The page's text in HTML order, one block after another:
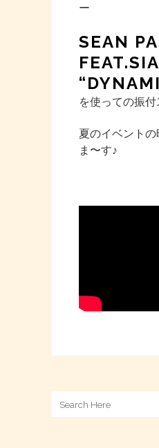
ー
SEAN
FEAT.SIA
を使っての振付
夏のイベント
ま〜す♪